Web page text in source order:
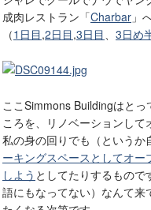
成肉レストラン「Charbar 」
（1日目,2日目,3日目、 3日め
ここSimmons Buildingはと
ころを、リノベーションして
私の身の回りでも（というか
ーキングスペースとしてオー
しよう としてたりするもので
語にもなってない）なんて来